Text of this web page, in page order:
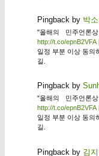
Pingback by 박
"올해의 민주언론
http://t.co/epnB2VFA|
일정 부분 이상 동의
길.
Pingback by
"올해의 민주언론
http://t.co/epnB2VFA|
일정 부분 이상 동의
길.
Pingback by 김